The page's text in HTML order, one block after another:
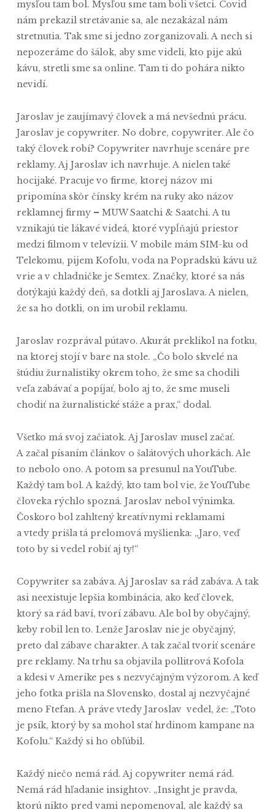
mysľou tam bol. Mysľou sme tam boli všetci. Covid
nám prekazil stretávanie sa, ale nezakázal nám
stretnutia. Tak sme si jedno zorganizovali. A nech si
nepozeráme do šálok, aby sme videli, kto pije akú
kávu, stretli sme sa online. Tam ti do pohára nikto
nevidí.
Jaroslav je zaujímavý človek a má nevšednú prácu.
Jaroslav je copywriter. No dobre, copywriter. Ale čo
taký človek robí? Copywriter navrhuje scenáre pre
reklamy. Aj Jaroslav ich navrhuje. A nielen také
hocijaké. Pracuje vo firme, ktorej názov mi
pripomína skôr čínsky krém na ruky ako názov
reklamnej firmy – MUW Saatchi & Saatchi. A tu
vznikajú tie lákavé videá, ktoré vypĺňajú priestor
medzi filmom v televízii. V mobile mám SIM-ku od
Telekomu, pijem Kofolu, voda na Popradskú kávu už
vrie a v chladničke je Semtex. Značky, ktoré sa nás
dotýkajú každý deň, sa dotkli aj Jaroslava. A nielen,
že sa ho dotkli, on im urobil reklamu.
Jaroslav rozprával pútavo. Akurát preklikol na fotku,
na ktorej stojí v bare na stole. „Čo bolo skvelé na
štúdiu žurnalistiky okrem toho, že sme sa chodili
veľa zabávať a popíjať, bolo aj to, že sme museli
chodiť na žurnalistické stáže a prax,“ dodal.
Všetko má svoj začiatok. Aj Jaroslav musel začať.
A začal písaním článkov o šalátových uhorkách. Ale
to nebolo ono. A potom sa presunul na YouTube.
Každý tam bol. A každý, kto tam bol vie, že YouTube
človeka rýchlo spozná. Jaroslav nebol výnimka.
Čoskoro bol zahltený kreatívnymi reklamami
a vtedy prišla tá prelomová myšlienka: „Jaro, veď
toto by si vedel robiť aj ty!“
Copywriter sa zabáva. Aj Jaroslav sa rád zabáva. A tak
asi neexistuje lepšia kombinácia, ako keď človek,
ktorý sa rád baví, tvorí zábavu. Ale bol by obyčajný,
keby robil len to. Lenže Jaroslav nie je obyčajný,
preto dal zábave charakter. A tak začal tvoriť scenáre
pre reklamy. Na trhu sa objavila pollitrová Kofola
a kdesi v Amerike pes s nezvyčajným výzorom. A keď
jeho fotka prišla na Slovensko, dostal aj nezvyčajné
meno Ftefan. A práve vtedy Jaroslav vedel, že: „Toto
je psík, ktorý by sa mohol stať hrdinom kampane na
Kofolu.“ Každý si ho obľúbil.
Každý niečo nemá rád. Aj copywriter nemá rád.
Nemá rád hľadanie insightov. „Insight je pravda,
ktorú nikto pred vami nepomenoval, ale každý sa